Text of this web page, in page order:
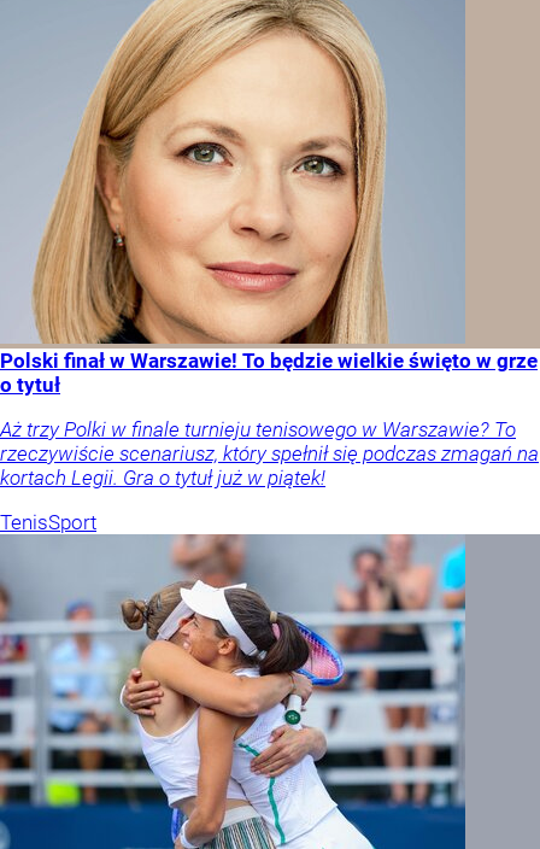
Polski finał w Warszawie! To będzie wielkie święto w grze
o tytuł
Aż trzy Polki w finale turnieju tenisowego w Warszawie? To
rzeczywiście scenariusz, który spełnił się podczas zmagań na
kortach Legii. Gra o tytuł już w piątek!
TenisSport